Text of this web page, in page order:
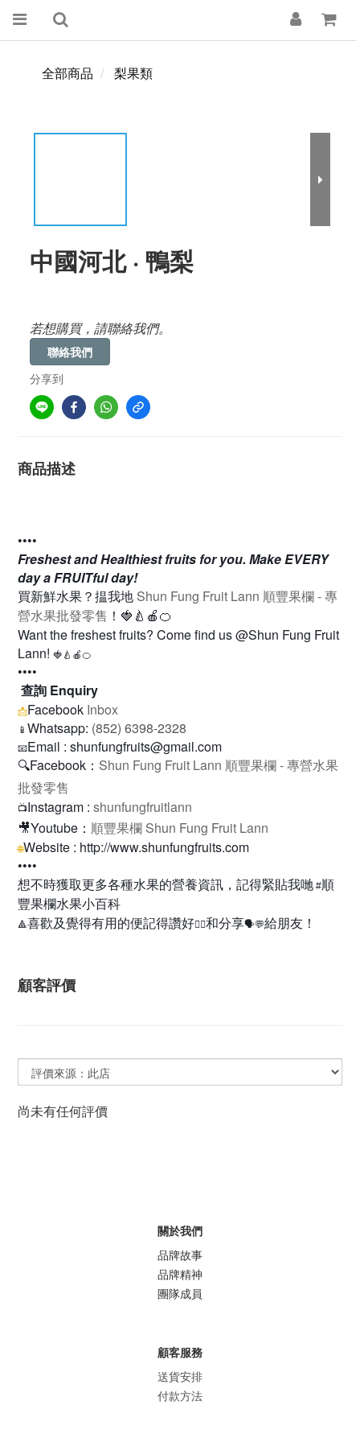
全部商品 梨果類
中國河北 · 鴨梨
若想購買，請聯絡我們。
聯絡我們
分享到
商品描述
••••
Freshest and Healthiest fruits for you. Make EVERY
day a FRUITful day!
買新鮮水果？揾我地 Shun Fung Fruit Lann 順豐果欄 - 專
營水果批發零售 ！ 🍓🍐🍎🍊
Want the freshest fruits? Come find us @Shun Fung Fruit
Lann! 🍓🍐🍎🍊
••••
查詢 Enquiry
📩Facebook Inbox
📱 Whatsapp: (852) 6398-2328
📧Email : shunfungfruits@gmail.com
🔍Facebook ： Shun Fung Fruit Lann 順豐果欄 - 專營水果
批發零售
📺Instagram : shunfungfruitlann
🎥Youtube ： 順豐果欄 Shun Fung Fruit Lann
🌐Website : http://www.shunfungfruits.com
••••
想不時獲取更多各種水果的營養資訊，記得緊貼我哋 #順
豐果欄水果小百科
🔺喜歡及覺得有用的便記得讚好👍🏻和分享🗣💬給朋友！
顧客評價
尚未有任何評價
關於我們
品牌故事
品牌精神
團隊成員
顧客服務
送貨安排
付款方法